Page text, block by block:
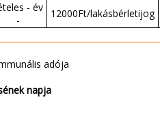
- év
-
12000Ft/lakásbérletijog
adója
napja